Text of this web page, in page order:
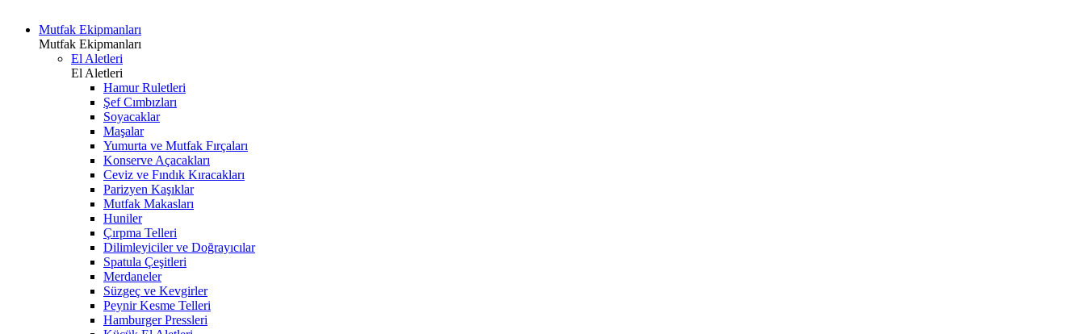
Mutfak Ekipmanları
Mutfak Ekipmanları
El Aletleri
El Aletleri
Hamur Ruletleri
Şef Cımbızları
Soyacaklar
Maşalar
Yumurta ve Mutfak Fırçaları
Konserve Açacakları
Ceviz ve Fındık Kıracakları
Parizyen Kaşıklar
Mutfak Makasları
Huniler
Çırpma Telleri
Dilimleyiciler ve Doğrayıcılar
Spatula Çeşitleri
Merdaneler
Süzgeç ve Kevgirler
Peynir Kesme Telleri
Hamburger Pressleri